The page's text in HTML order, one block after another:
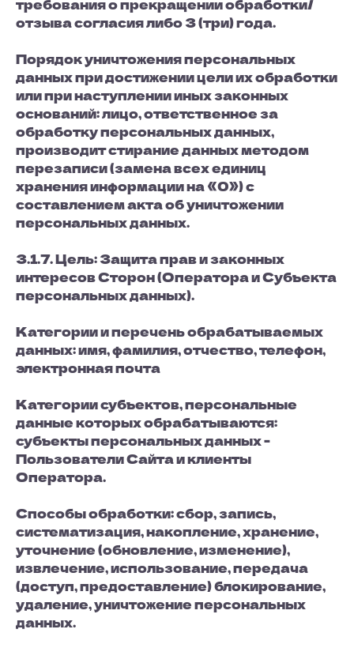
требования о прекращении обработки/
отзыва согласия либо 3 (три) года.
Порядок уничтожения персональных
данных при достижении цели их обработки
или при наступлении иных законных
оснований: лицо, ответственное за
обработку персональных данных,
производит стирание данных методом
перезаписи (замена всех единиц
хранения информации на «0») с
составлением акта об уничтожении
персональных данных.
3.1.7. Цель: Защита прав и законных
интересов Сторон (Оператора и Субъекта
персональных данных).
Категории и перечень обрабатываемых
данных: имя, фамилия, отчество, телефон,
электронная почта
Категории субъектов, персональные
данные которых обрабатываются:
субъекты персональных данных -
Пользователи Сайта и клиенты
Оператора.
Способы обработки: сбор, запись,
систематизация, накопление, хранение,
уточнение (обновление, изменение),
извлечение, использование, передача
(доступ, предоставление) блокирование,
удаление, уничтожение персональных
данных.